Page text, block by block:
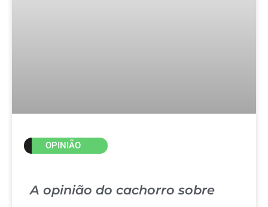
OPINIÃO
A opinião do cachorro sobre